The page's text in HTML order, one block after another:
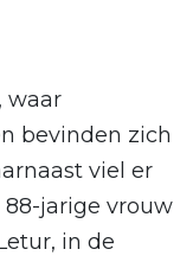
waar
bevinden zich
viel er
88-jarige vrouw
in de